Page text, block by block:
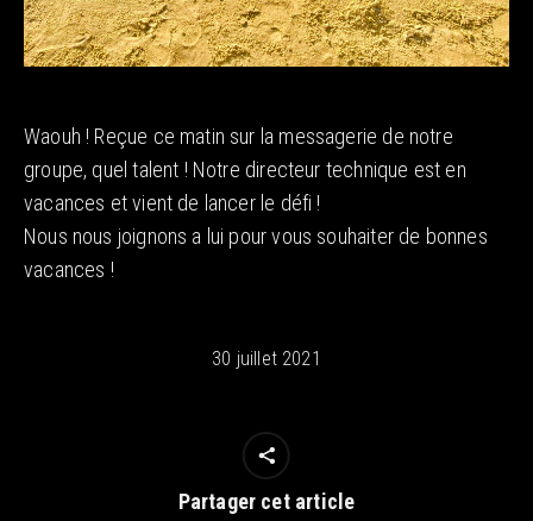
Waouh ! Reçue ce matin sur la messagerie de notre
groupe, quel talent ! Notre directeur technique est en
vacances et vient de lancer le défi !
Nous nous joignons a lui pour vous souhaiter de bonnes
vacances !
30 juillet 2021
Partager cet article